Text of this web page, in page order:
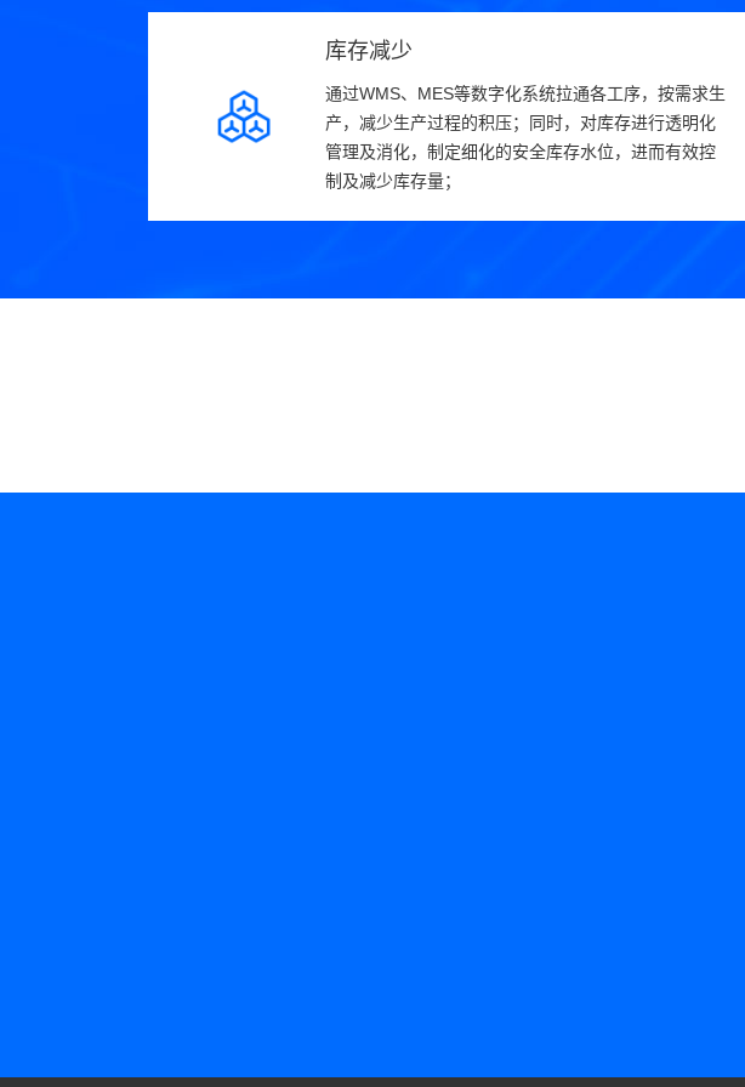
库存减少
通过WMS、MES等数字化系统拉通各工序，按需求生
产，减少生产过程的积压；同时，对库存进行透明化
管理及消化，制定细化的安全库存水位，进而有效控
制及减少库存量；